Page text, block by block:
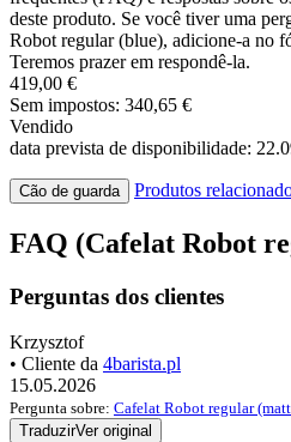
deste produto. Se você tiver uma
Robot regular (blue), adicione-a no
Teremos prazer em respondê-la.
419,00 €
Sem impostos: 340,65 €
Vendido
data prevista de disponibilidade:
Cão de guarda Produtos
FAQ (Cafelat Robot
Perguntas dos clientes
Krzysztof
• Cliente da 4barista.pl
15.05.2026
Pergunta sobre: Cafelat Robot regular
TraduzirVer original